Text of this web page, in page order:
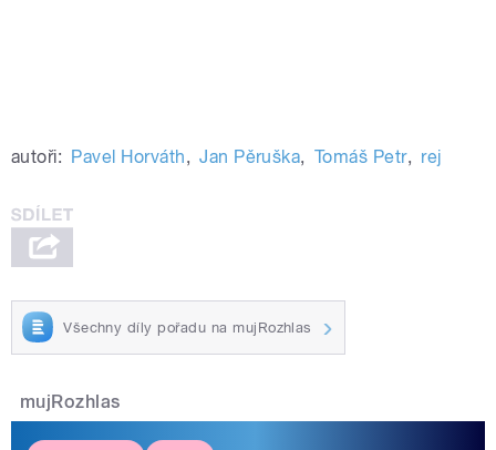
autoři: Pavel Horváth, Jan Pěruška, Tomáš Petr, rej
Všechny díly pořadu na mujRozhlas
mujRozhlas